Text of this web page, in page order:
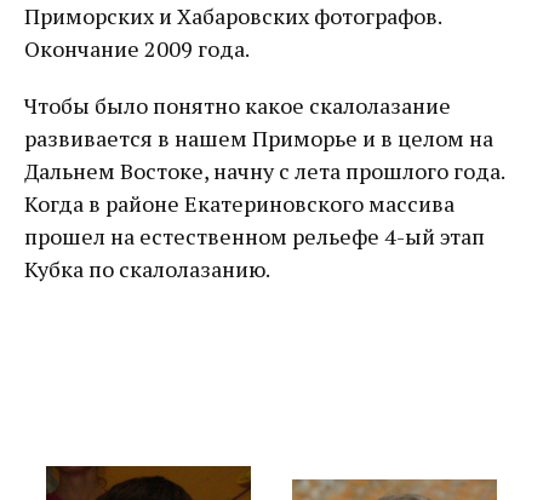
Приморских и Хабаровских фотографов.
Окончание 2009 года.
Чтобы было понятно какое скалолазание
развивается в нашем Приморье и в целом на
Дальнем Востоке, начну с лета прошлого года.
Когда в районе Екатериновского массива
прошел на естественном рельефе 4-ый этап
Кубка по скалолазанию.